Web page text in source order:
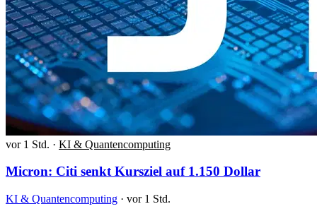
vor 1 Std. · KI & Quantencomputing
Micron: Citi senkt Kursziel auf 1.150 Dollar
KI & Quantencomputing · vor 1 Std.